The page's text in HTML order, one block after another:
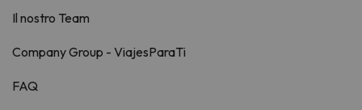
Il nostro Team
Company Group - ViajesParaTi
FAQ